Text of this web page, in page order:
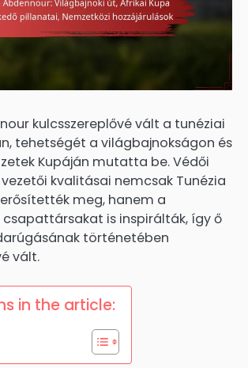
kulcsszereplővé vált a tunéziai
tehetségét a világbajnokságon és
Kupáján mutatta be. Védői
kvalitásai nemcsak Tunézia
meg, hanem a
csapattársakat is inspirálták, így ő
történetében
vált.
in the article: